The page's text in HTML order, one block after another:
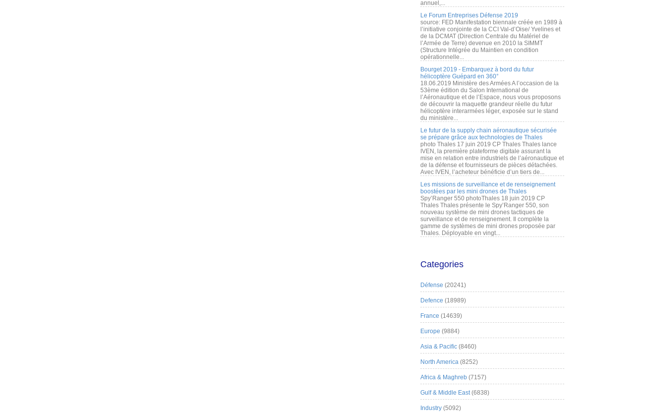
annuel,...
Le Forum Entreprises Défense 2019
source: FED Manifestation biennale créée en 1989 à
l’initiative conjointe de la CCI Val-d’Oise/ Yvelines et
de la DCMAT (Direction Centrale du Matériel de
l’Armée de Terre) devenue en 2010 la SIMMT
(Structure Intégrée du Maintien en condition
opérationnelle...
Bourget 2019 - Embarquez à bord du futur
hélicoptère Guépard en 360°
18.06.2019 Ministère des Armées A l’occasion de la
53ème édition du Salon International de
l’Aéronautique et de l’Espace, nous vous proposons
de découvrir la maquette grandeur réelle du futur
hélicoptère interarmées léger, exposée sur le stand
du ministère...
Le futur de la supply chain aéronautique sécurisée
se prépare grâce aux technologies de Thales
photo Thales 17 juin 2019 CP Thales Thales lance
IVEN, la première plateforme digitale assurant la
mise en relation entre industriels de l’aéronautique et
de la défense et fournisseurs de pièces détachées.
Avec IVEN, l’acheteur bénéficie d’un tiers de...
Les missions de surveillance et de renseignement
boostées par les mini drones de Thales
Spy’Ranger 550 photoThales 18 juin 2019 CP
Thales Thales présente le Spy’Ranger 550, son
nouveau système de mini drones tactiques de
surveillance et de renseignement. Il complète la
gamme de systèmes de mini drones proposée par
Thales. Déployable en vingt...
Categories
Défense (20241)
Defence (18989)
France (14639)
Europe (9884)
Asia & Pacific (8460)
North America (8252)
Africa & Maghreb (7157)
Gulf & Middle East(6838)
Industry (5092)